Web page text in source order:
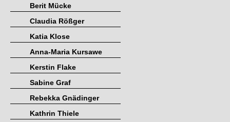
Berit Mücke
Claudia Rößger
Katia Klose
Anna-Maria Kursawe
Kerstin Flake
Sabine Graf
Rebekka Gnädinger
Kathrin Thiele